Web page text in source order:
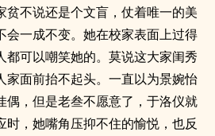
贫不说还是个文盲，仗着唯一的美
会一成不变。她在校家表面上过得
都可以嘲笑她的。莫说这大家闺秀
家面前抬不起头。一直以为景婉怡
偶，但是老叁不愿意了，于洛仪就
时，她嘴角压抑不住的愉悦，也反